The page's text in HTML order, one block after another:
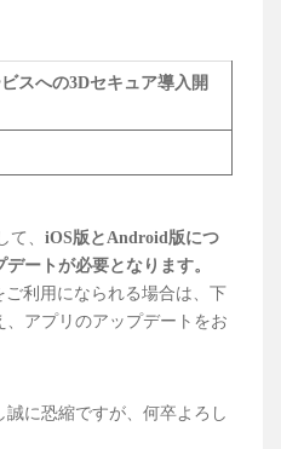
スへの3Dセキュア導入開
、 iOS版とAndroid版につ
ートが必要となります。
利用になられる場合は、下
アプリのアップデートをお
に恐縮ですが、何卒よろし